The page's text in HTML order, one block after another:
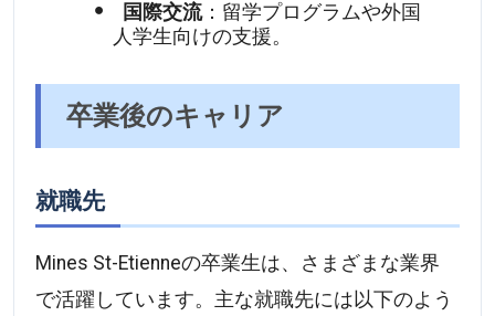
国際交流：留学プログラムや外国
人学生向けの支援。
卒業後のキャリア
就職先
Mines St-Etienneの卒業生は、さまざまな業界
で活躍しています。主な就職先には以下のよう